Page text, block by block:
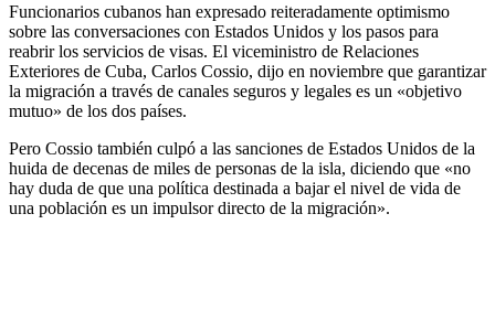
Funcionarios cubanos han expresado reiteradamente optimismo
sobre las conversaciones con Estados Unidos y los pasos para
reabrir los servicios de visas. El viceministro de Relaciones
Exteriores de Cuba, Carlos Cossio, dijo en noviembre que garantizar
la migración a través de canales seguros y legales es un «objetivo
mutuo» de los dos países.
Pero Cossio también culpó a las sanciones de Estados Unidos de la
huida de decenas de miles de personas de la isla, diciendo que «no
hay duda de que una política destinada a bajar el nivel de vida de
una población es un impulsor directo de la migración».